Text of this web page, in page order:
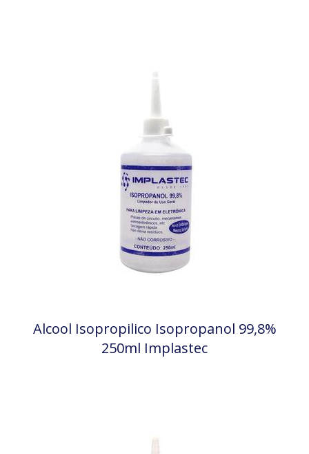
Alcool Isopropilico Isopropanol 99,8%
250ml Implastec